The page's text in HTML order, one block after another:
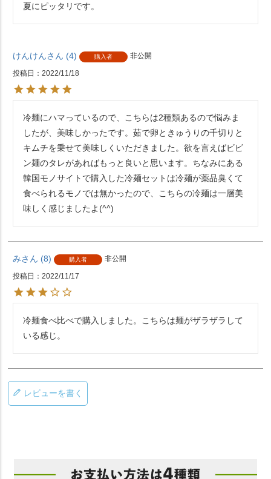
夏にピッタリです。
けんけん 4 購入者 非公開
投稿日 2022/11/18
冷麺にハマっているので、こちらは2種類あるので悩みま
したが、美味しかったです。茹で卵ときゅうりの千切りと
キムチを乗せて美味しくいただきました。欲を言えばビビ
ン麺のタレがあればもっと良いと思います。ちなみにある
韓国モノサイトで購入した冷麺セットは冷麺が薬品臭くて
食べられるモノでは無かったので、こちらの冷麺は一層美
味しく感じましたよ(^^)
み 8 購入者 非公開
投稿日 2022/11/17
冷麺食べ比べで購入しました。こちらは麺がザラザラして
いる感じ。
レビューを書く